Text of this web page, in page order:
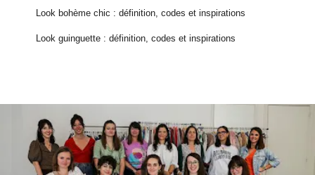
Look bohème chic : définition, codes et inspirations
Look guinguette : définition, codes et inspirations